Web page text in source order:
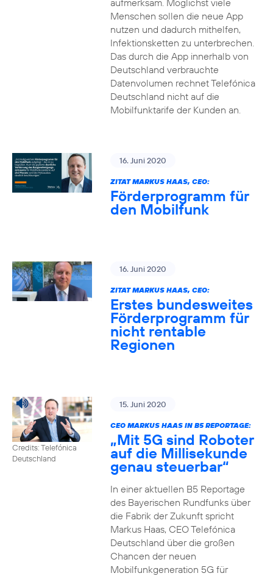
aufmerksam. Möglichst viele
Menschen sollen die neue App
nutzen und dadurch mithelfen,
Infektionsketten zu unterbrechen.
Das durch die App innerhalb von
Deutschland verbrauchte
Datenvolumen rechnet Telefónica
Deutschland nicht auf die
Mobilfunktarife der Kunden an.
16. Juni 2020
ZITAT MARKUS HAAS, CEO:
Förderprogramm für
den Mobilfunk
16. Juni 2020
ZITAT MARKUS HAAS, CEO:
Erstes bundesweites
Förderprogramm für
nicht rentable
Regionen
Credits: Telefónica
Deutschland
15. Juni 2020
CEO MARKUS HAAS IN B5 REPORTAGE:
„Mit 5G sind Roboter
auf die Millisekunde
genau steuerbar“
In einer aktuellen B5 Reportage
des Bayerischen Rundfunks über
die Fabrik der Zukunft spricht
Markus Haas, CEO Telefónica
Deutschland über die großen
Chancen der neuen
Mobilfunkgeneration 5G für